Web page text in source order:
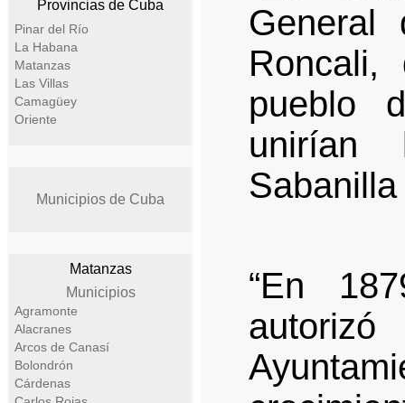
Provincias de Cuba
Pinar del Río
La Habana
Matanzas
Las Villas
Camagüey
Oriente
Municipios de Cuba
Matanzas
Municipios
Agramonte
Alacranes
Arcos de Canasí
Bolondrón
Cárdenas
Roncali,
pueblo
unirían
“En